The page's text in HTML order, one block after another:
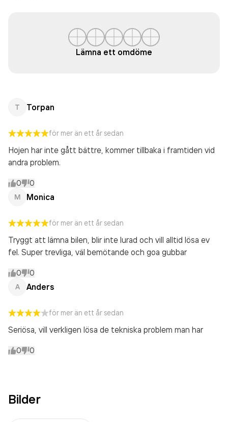
Lämna ett omdöme
T Torpan
för mer än ett år sedan
Hojen har inte gått bättre, kommer tillbaka i framtiden vid
andra problem.
0 0
M Monica
för mer än ett år sedan
Tryggt att lämna bilen, blir inte lurad och vill alltid lösa ev
fel. Super trevliga, väl bemötande och goa gubbar
0 0
A Anders
för mer än ett år sedan
Seriösa, vill verkligen lösa de tekniska problem man har
0 0
Bilder